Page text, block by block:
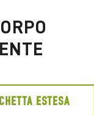
ESTESA